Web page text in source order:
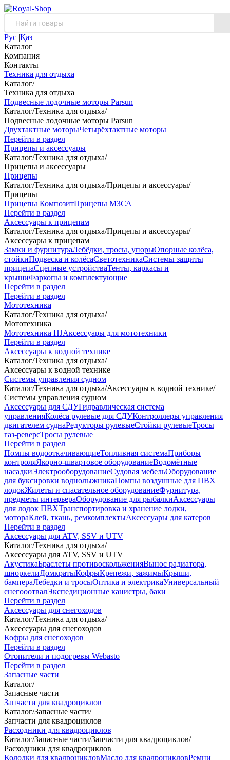
Рус |Қаз
Каталог
Компания
Контакты
Техника для отдыха
Каталог/
Техника для отдыха
Подвесные лодочные моторы Parsun
Каталог/Техника для отдыха/
Подвесные лодочные моторы Parsun
Двухтактные моторыЧетырёхтактные моторы
Перейти в раздел
Прицепы и аксессуары
Каталог/Техника для отдыха/
Прицепы и аксессуары
Прицепы
Каталог/Техника для отдыха/Прицепы и аксессуары/
Прицепы
Прицепы КомпозитПрицепы МЗСА
Перейти в раздел
Аксессуары к прицепам
Каталог/Техника для отдыха/Прицепы и аксессуары/
Аксессуары к прицепам
Замки и фурнитураЛебёдки, тросы, упорыОпорные колёса,
стойкиПодвеска и колёсаСветотехникаСистемы защиты
прицепаСцепные устройстваТенты, каркасы и
крышиФаркопы и комплектующие
Перейти в раздел
Перейти в раздел
Мототехника
Каталог/Техника для отдыха/
Мототехника
Мототехника HJАксессуары для мототехники
Перейти в раздел
Аксессуары к водной технике
Каталог/Техника для отдыха/
Аксессуары к водной технике
Системы управления судном
Каталог/Техника для отдыха/Аксессуары к водной технике/
Системы управления судном
Аксессуары для СДУГидравлическая система
управленияКолёса рулевые для СДУКонтроллеры управления
двигателем суднаРедукторы рулевыеСтойки рулевыеТросы
газ-реверсТросы рулевые
Перейти в раздел
Помпы водооткачивающиеТопливная системаПриборы
контроляЯкорно-швартовое оборудованиеВодомётные
насадкиЭлектрооборудованиеСудовая мебельОборудование
для буксировки воднолыжникаПомпы воздушные для ПВХ
лодокЖилеты и спасательное оборудованиеФурнитура,
предметы интерьераОборудование для рыбалкиАксессуары
для лодок ПВХТранспортировка и хранение лодки,
мотораКлей, ткань, ремкомплектыАксессуары для катеров
Перейти в раздел
Аксессуары для ATV, SSV и UTV
Каталог/Техника для отдыха/
Аксессуары для ATV, SSV и UTV
АкустикаБраслеты противоскольженияВынос радиатора,
шноркелиДомкратыКофрыКрепежи, зажимыКрыши,
бампераЛебедки и тросыОптика и электрикаУниверсальный
снегооотвалЭкспедиционные канистры, баки
Перейти в раздел
Аксессуары для снегоходов
Каталог/Техника для отдыха/
Аксессуары для снегоходов
Кофры для снегоходов
Перейти в раздел
Отопители и подогревы Webasto
Перейти в раздел
Запасные части
Каталог/
Запасные части
Запчасти для квадроциклов
Каталог/Запасные части/
Запчасти для квадроциклов
Расходники для квадроциклов
Каталог/Запасные части/Запчасти для квадроциклов/
Расходники для квадроциклов
Колодки для квадроцикловМасло для квадроцикловРемни